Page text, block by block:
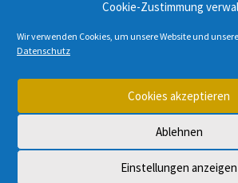
Cookie-Zustimmung
Wir verwenden Cookies, um unsere Website und
Datenschutz
Cookies akzeptieren
Ablehnen
Einstellungen anzeigen
Dies wird auch durch unser aktives
unter Beweis gestellt.
Instagram
© 2026 Schönau-Altenwenden